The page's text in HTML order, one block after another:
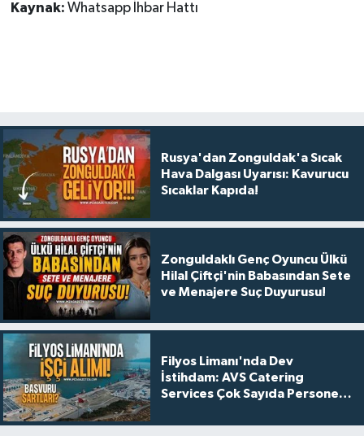
Kaynak: Whatsapp İhbar Hattı
Rusya'dan Zonguldak'a Sıcak
Hava Dalgası Uyarısı: Kavurucu
Sıcaklar Kapıda!
Zonguldaklı Genç Oyuncu Ülkü
Hilal Çiftçi'nin Babasından Sete
ve Menajere Suç Duyurusu!
Filyos Limanı'nda Dev
İstihdam: AVS Catering
Services Çok Sayıda Personel